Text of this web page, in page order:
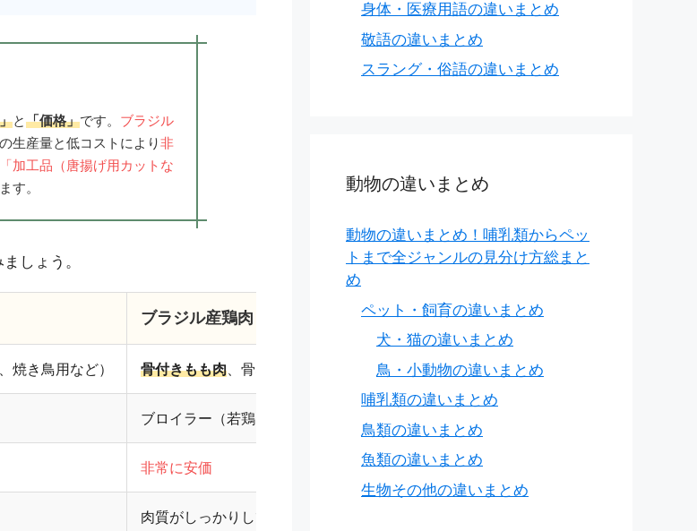
と「価格」です。 ブラジル
生産量と低コストにより非
加工品（唐揚げ用カットな
す。
しょう。
ブラジル産鶏肉
焼き鳥用など） 骨付きもも肉 、骨なしもも肉
ブロイラー（若鶏）
非常に安価
肉質がしっかりしており、骨付きはジューシー
身体・医療用語の違いまとめ
敬語の違いまとめ
スラング・俗語の違いまとめ
動物の違いまとめ
動物の違いまとめ！哺乳類からペッ
トまで全ジャンルの見分け方総まと
め
ペット・飼育の違いまとめ
犬・猫の違いまとめ
鳥・小動物の違いまとめ
哺乳類の違いまとめ
鳥類の違いまとめ
魚類の違いまとめ
生物その他の違いまとめ